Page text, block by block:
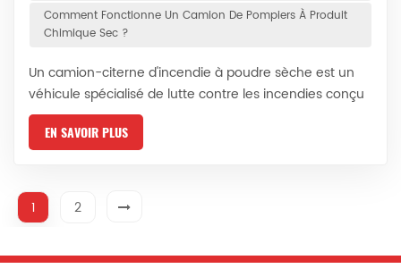
Comment Fonctionne Un Camion De Pompiers À Produit
Chimique Sec ?
Un camion-citerne d'incendie à poudre sèche est un
véhicule spécialisé de lutte contre les incendies conçu
pour éteindre les feux à l'aide de poudre chimique
sèche au lieu d'eau ou de mousse. Il est
(équipements électriques sous tension) où l'eau ou la
mousse peuvent être inefficaces ou dangereuses....
EN SAVOIR PLUS
1 2